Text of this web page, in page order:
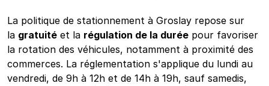
La politique de stationnement à Groslay repose sur
la gratuité et la régulation de la durée pour favoriser
la rotation des véhicules, notamment à proximité des
commerces. La réglementation s'applique du lundi au
vendredi, de 9h à 12h et de 14h à 19h, sauf samedis,